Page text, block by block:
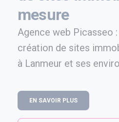
mesure
Agence web Picasseo
création de sites
à Lanmeur et ses
EN SAVOIR PLUS